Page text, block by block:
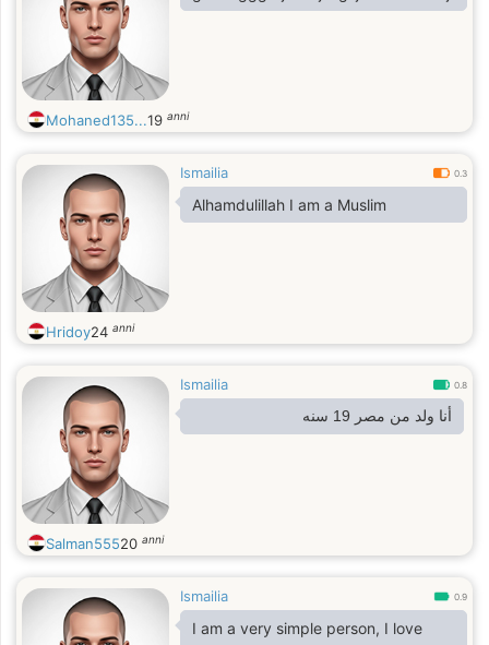
Mohaned135...19 anni
Ismailia 0.3
Alhamdulillah I am a Muslim
Hridoy24 anni
Ismailia 0.8
أنا ولد من مصر 19 سنه
Salman55520 anni
Ismailia 0.9
I am a very simple person, I love